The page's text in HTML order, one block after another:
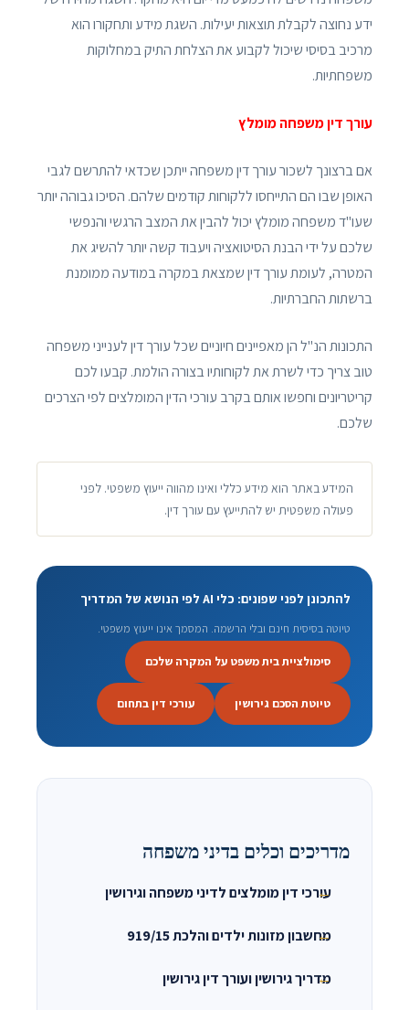
ידע נחוצה לקבלת תוצאות יעילות. השגת מידע ותחקורו הוא
מרכיב בסיסי שיכול לקבוע את הצלחת התיק במחלוקות
משפחתיות.
עורך דין משפחה מומלץ
אם ברצונך לשכור עורך דין משפחה ייתכן שכדאי להתרשם לגבי
האופן שבו הם התייחסו ללקוחות קודמים שלהם. הסיכו גבוהה יותר
שעו"ד משפחה מומלץ יכול להבין את המצב הרגשי והנפשי
שלכם על ידי הבנת הסיטואציה ויעבוד קשה יותר להשיג את
המטרה, לעומת עורך דין שמצאת במקרה במודעה ממומנת
ברשתות החברתיות.
התכונות הנ"ל הן מאפיינים חיוניים שכל עורך דין לענייני משפחה
טוב צריך כדי לשרת את לקוחותיו בצורה הולמת. קבעו לכם
קריטריונים וחפשו אותם בקרב עורכי הדין המומלצים לפי הצרכים
שלכם.
המידע באתר הוא מידע כללי ואינו מהווה ייעוץ משפטי. לפני
פעולה משפטית יש להתייעץ עם עורך דין.
להתכונן לפני שפונים: כלי AI לפי הנושא של המדריך
טיוטה בסיסית חינם ובלי הרשמה. המסמך אינו ייעוץ משפטי.
סימולציית בית משפט על המקרה שלכם
טיוטת הסכם גירושין עורכי דין בתחום
מדריכים וכלים בדיני משפחה
עורכי דין מומלצים לדיני משפחה וגירושין
מחשבון מזונות ילדים והלכת 919/15
מדריך גירושין ועורך דין גירושין